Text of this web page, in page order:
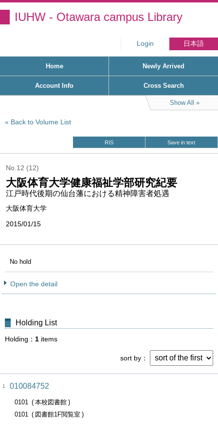
IUHW - Otawara campus Library
Login 日本語
Home Newly Arrived
Account Info Cross Search
Show All
Back to Volume List
RIS Save in text
No.12 (12)
大阪体育大学健康福祉学部研究紀要
江戸時代後期の仙台藩における精神障害者処遇
大阪体育大学
2015/01/15
No hold
Open the detail
Holding List
Holding 1 items
sort by
1 010084752
0101
本校図書館
0101
図書館1F閲覧室